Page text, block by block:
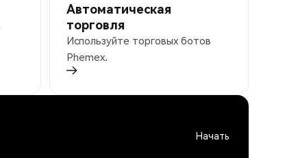
Автоматическая
торговля
Используйте торговых ботов
Phemex.
Начать